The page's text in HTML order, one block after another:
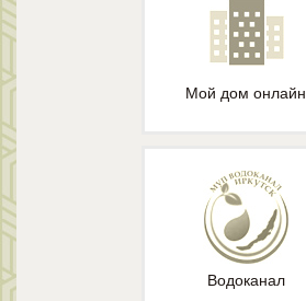
Мой дом онлайн
Водоканал